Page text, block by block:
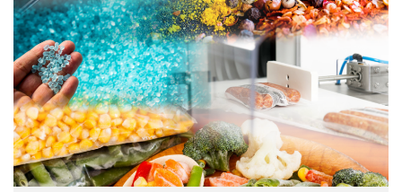
Ngành tái chế:Hỗ trợ phân loạivật liệu đơn chất
và vật liệu tái chế, nâng cao tỷ lệ tái sử dụng và
giảm chi phí xử lý.